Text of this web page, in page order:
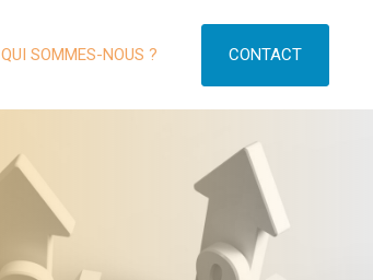
QUI SOMMES-NOUS ? CONTACT